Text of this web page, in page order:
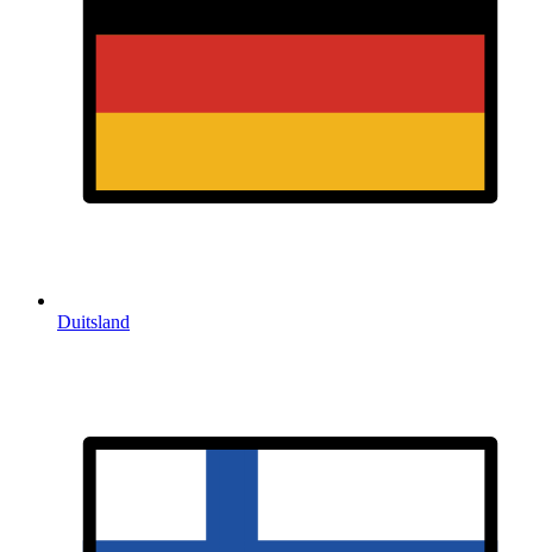
Duitsland